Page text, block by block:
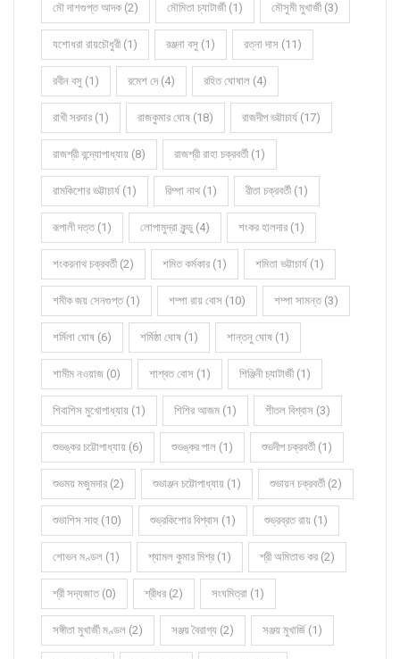
মৌ দাশগুপ্ত আদক (2) মৌমিতা চ্যাটার্জী (1) মৌসুমী মুখার্জী (3)
যশোধরা রায়চৌধুরী (1) রঞ্জনা বসু (1) রত্না দাস (11)
রবীন বসু (1) রমেশ দে (4) রহিত ঘোষাল (4)
রাখী সরদার (1) রাজকুমার ঘোষ (18) রাজদীপ ভট্টাচার্য (17)
রাজশ্রী বন্দ্যোপাধ্যায় (8) রাজশ্রী রাহা চক্রবর্তী (1)
রামকিশোর ভট্টাচার্য (1) রিম্পা নাথ (1) রীতা চক্রবর্তী (1)
রূপালী দত্ত (1) লোপামুদ্রা কুন্ডু (4) শংকর হালদার (1)
শংকরনাথ চক্রবর্তী (2) শমিত কর্মকার (1) শমিতা ভট্টাচার্য (1)
শমীক জয় সেনগুপ্ত (1) শম্পা রায় বোস (10) শম্পা সামন্ত (3)
শর্মিলা ঘোষ (6) শর্মিষ্ঠা ঘোষ (1) শান্তনু ঘোষ (1)
শামীম নওয়াজ (0) শাশ্বত বোস (1) শিঞ্জিনী চ্যাটার্জী (1)
শিবাশিস মুখোপাধ্যায় (1) শিশির আজম (1) শীতল বিশ্বাস (3)
শুভঙ্কর চট্টোপাধ্যায় (6) শুভঙ্কর পাল (1) শুভদীপ চক্রবর্তী (1)
শুভময় মজুমদার (2) শুভাঞ্জন চট্টোপাধ্যায় (1) শুভায়ন চক্রবর্তী (2)
শুভাশিস সাহু (10) শুভ্রকিশোর বিশ্বাস (1) শুভ্রব্রত রায় (1)
শোভন মণ্ডল (1) শ্যামল কুমার মিশ্র (1) শ্রী অমিতাভ কর (2)
শ্রী সদ্যজাত (0) শ্রীধর (2) সংঘমিত্রা (1)
সঙ্গীতা মুখার্জী মণ্ডল (2) সঞ্জয় বৈরাগ্য (2) সঞ্জয় মুখার্জি (1)